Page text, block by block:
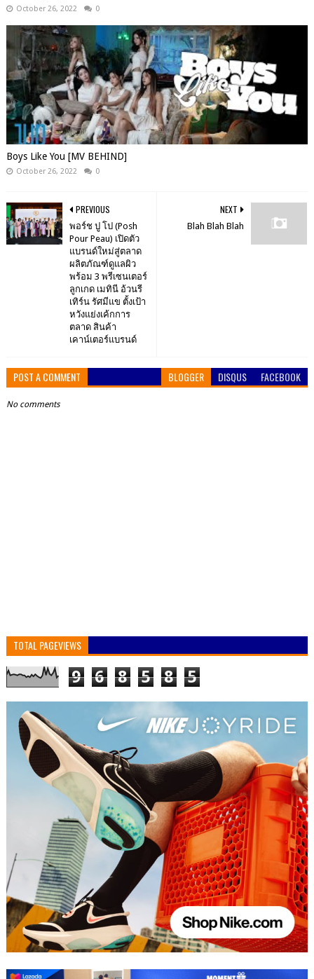
October 26, 2022 0
Boys Like You [MV BEHIND]
October 26, 2022 0
NEXT
Blah Blah Blah
PREVIOUS
พอร์ช ปู โป (Posh
Pour Peau) เปิดตัว
แบรนด์ใหม่สู่ตลาด
ผลิตภัณฑ์ดูแลผิว
พร้อม 3 พรีเซนเตอร์
ลูกเกด เมทินี อ้วนรี
เทิร์น รัศมีแข ตั้งเป้า
หวังแย่งเค้กการ
ตลาด สินค้า
เคาน์เตอร์แบรนด์
POST A COMMENT BLOGGER DISQUS FACEBOOK
No comments
TOTAL PAGEVIEWS
9 6 8 5 8 5